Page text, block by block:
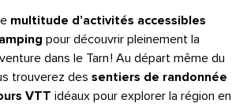
multitude d’activités accessibles
pour découvrir pleinement la
dans le Tarn ! Au départ même du
trouverez des sentiers de randonnée
VTT idéaux pour explorer la région en